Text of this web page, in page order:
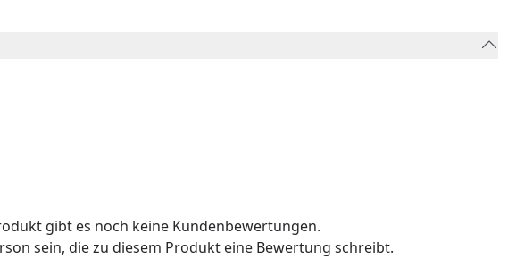
gibt es noch keine Kundenbewertungen.
sein, die zu diesem Produkt eine Bewertung schreibt.